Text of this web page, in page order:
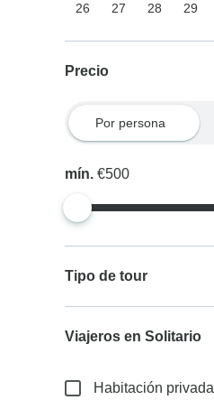
26
27 28 29
Precio
Por persona
mín.€500
Tipo de tour
Viajeros en Solitario
Habitación privada